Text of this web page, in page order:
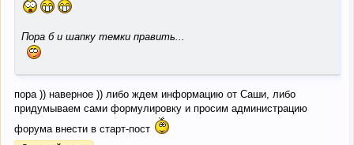
Пора б и шапку темки править...
пора )) наверное )) либо ждем информацию от Саши, либо
придумываем сами формулировку и просим администрацию
форума внести в старт-пост